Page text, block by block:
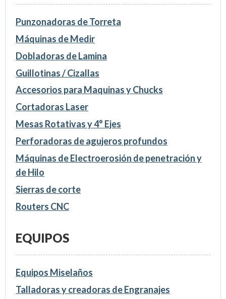
Punzonadoras de Torreta
Máquinas de Medir
Dobladoras de Lamina
Guillotinas / Cizallas
Accesorios para Maquinas y Chucks
Cortadoras Laser
Mesas Rotativas y 4° Ejes
Perforadoras de agujeros profundos
Máquinas de Electroerosión de penetración y
de Hilo
Sierras de corte
Routers CNC
EQUIPOS
Equipos Miselaños
Talladoras y creadoras de Engranajes